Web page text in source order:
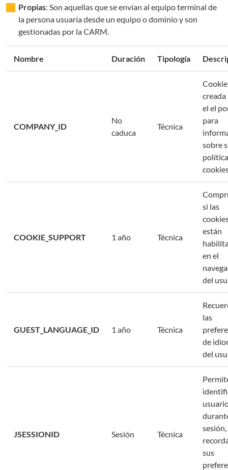
Propias: Son aquellas que se envían al equipo terminal de
la persona usuaria desde un equipo o dominio y son
gestionadas por la CARM.
Nombre Duración Tipología
COMPANY_ID
No
caduca
Técnica
Cookie
el el
para
sobre
COOKIE_SUPPORT 1 año Técnica
si las
están
en el
del
GUEST_LANGUAGE_ID 1 año Técnica
las
de
del
JSESSIONID Sesión Técnica
sesión,
sus